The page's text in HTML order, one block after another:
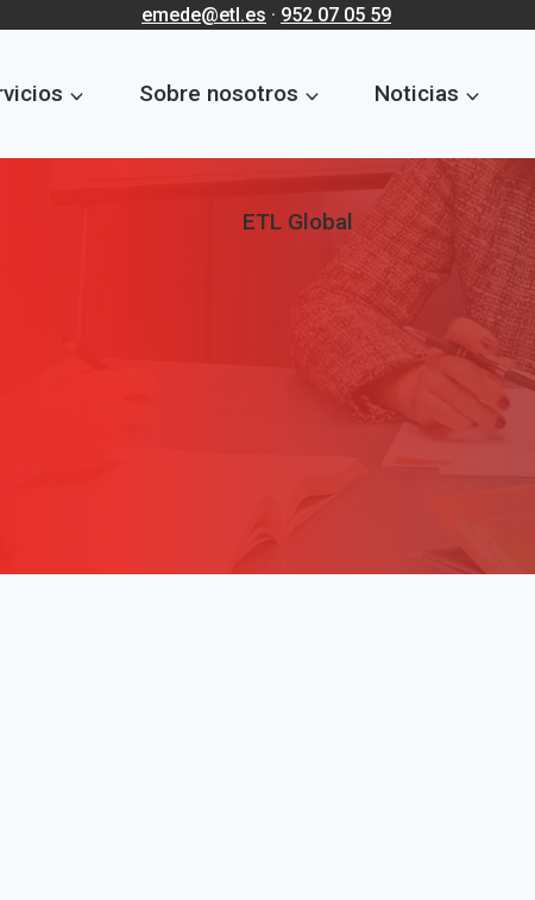
emede@etl.es · 952 07 05 59
Sobre nosotros Noticias
ETL Global